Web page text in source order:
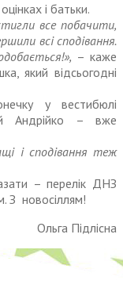
і батьки.
все побачити,
всі сподівання.
– каже
який відсьогодні
у вестибюлі
Андрійко – вже
і сподівання теж
– перелік ДНЗ
З новосіллям!
Ольга Підлісна